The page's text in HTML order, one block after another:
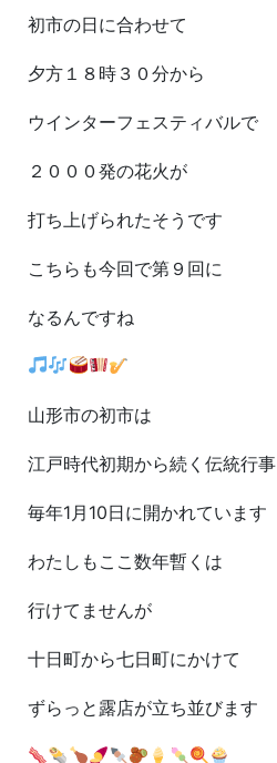
初市の日に合わせて
夕方１８時３０分から
ウインターフェスティバルで
２０００発の花火が
打ち上げられたそうです
こちらも今回で第９回に
なるんですね
山形市の初市は
江戸時代初期から続く伝統行事
毎年1月10日に開かれています
わたしもここ数年暫くは
行けてませんが
十日町から七日町にかけて
ずらっと露店が立ち並びます